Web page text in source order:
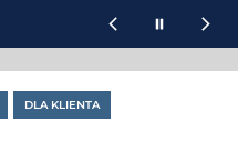
DLA KLIENTA